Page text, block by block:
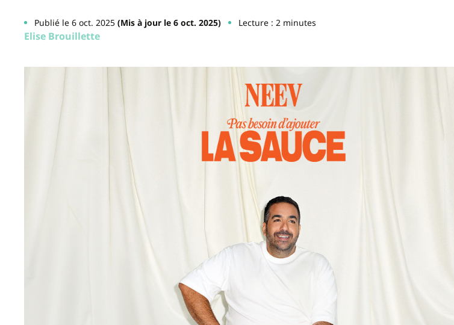
Publié le 6 oct. 2025(Mis à jour le 6 oct. 2025) Lecture : 2 minutes
Elise Brouillette